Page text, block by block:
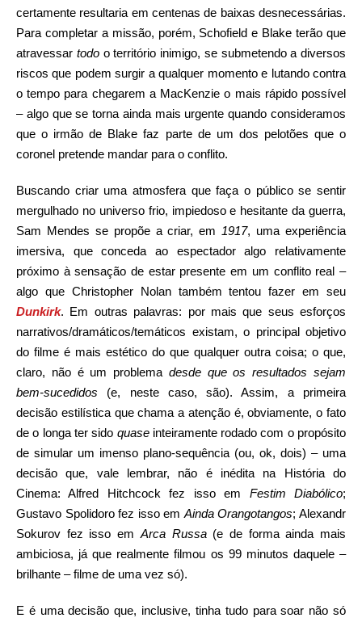
certamente resultaria em centenas de baixas desnecessárias.
Para completar a missão, porém, Schofield e Blake terão que
atravessar todo o território inimigo, se submetendo a diversos
riscos que podem surgir a qualquer momento e lutando contra
o tempo para chegarem a MacKenzie o mais rápido possível
– algo que se torna ainda mais urgente quando consideramos
que o irmão de Blake faz parte de um dos pelotões que o
coronel pretende mandar para o conflito.
Buscando criar uma atmosfera que faça o público se sentir
mergulhado no universo frio, impiedoso e hesitante da guerra,
Sam Mendes se propõe a criar, em 1917, uma experiência
imersiva, que conceda ao espectador algo relativamente
próximo à sensação de estar presente em um conflito real –
algo que Christopher Nolan também tentou fazer em seu
Dunkirk. Em outras palavras: por mais que seus esforços
narrativos/dramáticos/temáticos existam, o principal objetivo
do filme é mais estético do que qualquer outra coisa; o que,
claro, não é um problema desde que os resultados sejam
bem-sucedidos (e, neste caso, são). Assim, a primeira
decisão estilística que chama a atenção é, obviamente, o fato
de o longa ter sido quaseinteiramente rodado com o propósito
de simular um imenso plano-sequência (ou, ok, dois) – uma
decisão que, vale lembrar, não é inédita na História do
Cinema: Alfred Hitchcock fez isso em Festim Diabólico;
Gustavo Spolidoro fez isso em Ainda Orangotangos; Alexandr
Sokurov fez isso em Arca Russa (e de forma ainda mais
ambiciosa, já que realmente filmou os 99 minutos daquele –
brilhante – filme de uma vez só).
E é uma decisão que, inclusive, tinha tudo para soar não só